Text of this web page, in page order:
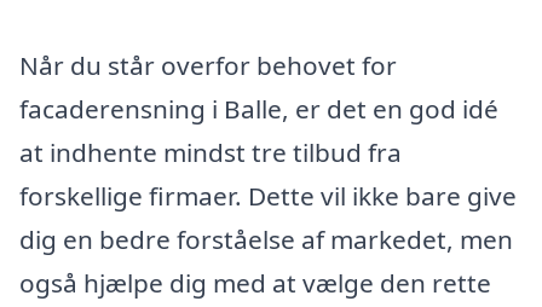
Når du står overfor behovet for
facaderensning i Balle, er det en god idé
at indhente mindst tre tilbud fra
forskellige firmaer. Dette vil ikke bare give
dig en bedre forståelse af markedet, men
også hjælpe dig med at vælge den rette